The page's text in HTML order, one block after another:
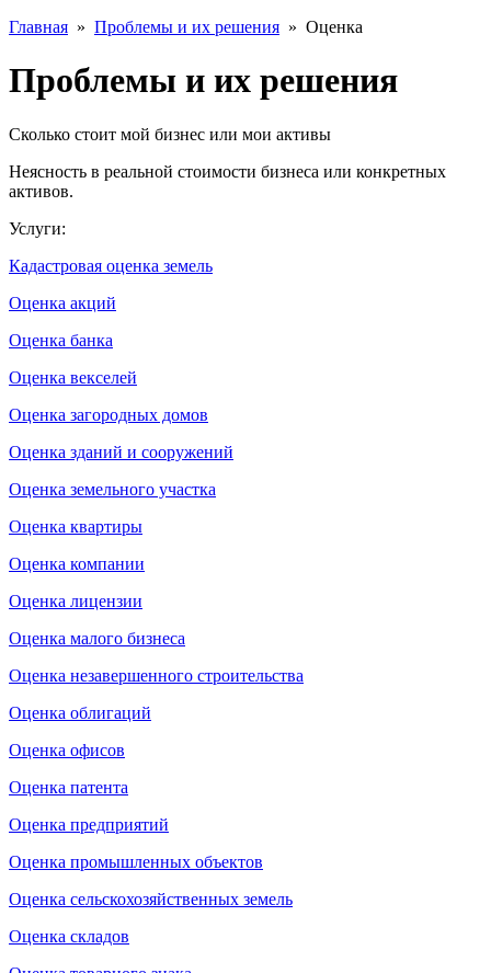
Главная » Проблемы и их решения » Оценка
Проблемы и их решения
Сколько стоит мой бизнес или мои активы
Неясность в реальной стоимости бизнеса или конкретных
активов.
Услуги:
Кадастровая оценка земель
Оценка акций
Оценка банка
Оценка векселей
Оценка загородных домов
Оценка зданий и сооружений
Оценка земельного участка
Оценка квартиры
Оценка компании
Оценка лицензии
Оценка малого бизнеса
Оценка незавершенного строительства
Оценка облигаций
Оценка офисов
Оценка патента
Оценка предприятий
Оценка промышленных объектов
Оценка сельскохозяйственных земель
Оценка складов